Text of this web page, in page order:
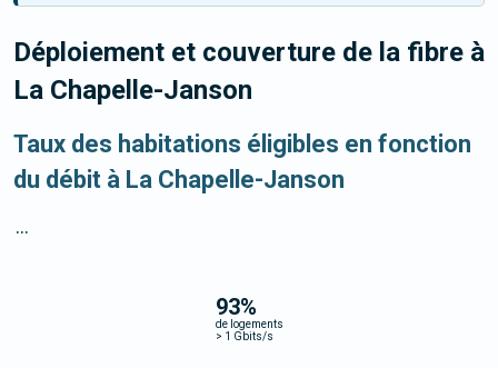
Déploiement et couverture de la fibre à
La Chapelle-Janson
Taux des habitations éligibles en fonction
du débit à La Chapelle-Janson
93%
de logements
> 1 Gbits/s
...